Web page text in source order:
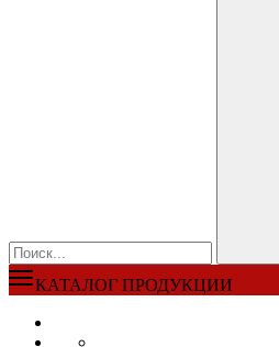
КАТАЛОГ ПРОДУКЦИИ